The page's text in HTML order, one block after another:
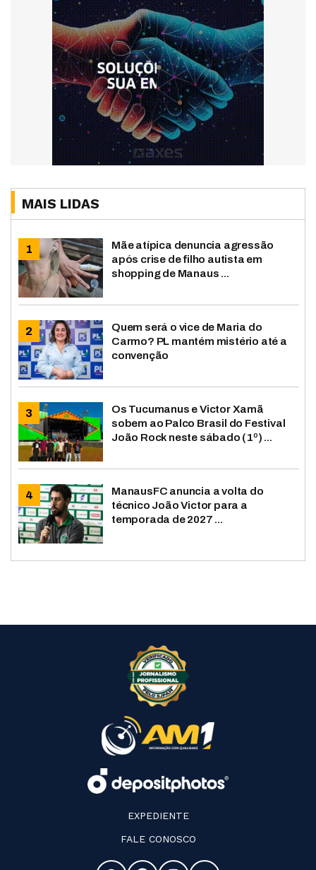
MAIS LIDAS
Mãe atípica denuncia agressão
após crise de filho autista em
shopping de Manaus ...
Quem será o vice de Maria do
Carmo? PL mantém mistério até a
convenção
Os Tucumanus e Victor Xamã
sobem ao Palco Brasil do Festival
João Rock neste sábado (1º) ...
ManausFC anuncia a volta do
técnico João Victor para a
temporada de 2027 ...
EXPEDIENTE
FALE CONOSCO